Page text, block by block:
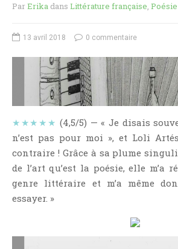
MES CRITIQUES
NOS COUPS DE ♥
NOS VIDÉOS
RENDEZ-VOUS LIVRESQUES
SWAPS & CHALLENGES
LES TAGS
QUI SOMMES-NOUS ?
CONCOURS
LIENS
ParErika dans Littérature française, Poésie
13 avril 2018 0 commentaire
★★★★★ (4,5/5) — « Je disais
n’est pas pour moi », et Loli
contraire ! Grâce à sa plume
de l’art qu’est la poésie, elle m’a
genre littéraire et m’a même
essayer. »